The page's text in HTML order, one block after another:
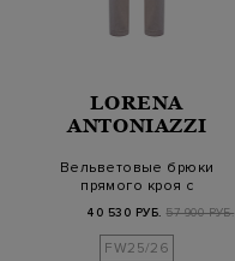
LORENA
ANTONIAZZI
Вельветовые брюки
прямого кроя с
40 530 РУБ. 57 900 РУБ.
FW25/26